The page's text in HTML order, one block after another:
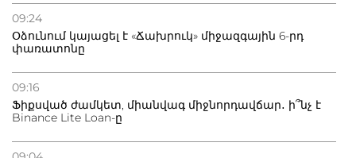
09:24
Օձունում կայացել է «Ճախրուկ» միջազգային 6-րդ
փառատոնը
09:16
Ֆիքսված ժամկետ, միանվագ միջնորդավճար․ ի՞նչ է
Binance Lite Loan-ը